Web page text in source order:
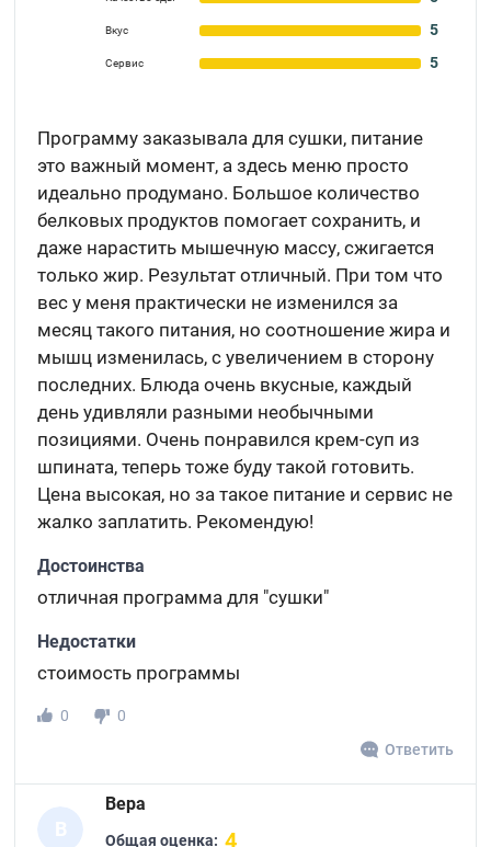
Вкус 5
Сервис 5
Программу заказывала для сушки, питание
это важный момент, а здесь меню просто
идеально продумано. Большое количество
белковых продуктов помогает сохранить, и
даже нарастить мышечную массу, сжигается
только жир. Результат отличный. При том что
вес у меня практически не изменился за
месяц такого питания, но соотношение жира и
мышц изменилась, с увеличением в сторону
последних. Блюда очень вкусные, каждый
день удивляли разными необычными
позициями. Очень понравился крем-суп из
шпината, теперь тоже буду такой готовить.
Цена высокая, но за такое питание и сервис не
жалко заплатить. Рекомендую!
Достоинства
отличная программа для "сушки"
Недостатки
стоимость программы
0
0
Ответить
В
Вера
Общая оценка: 4